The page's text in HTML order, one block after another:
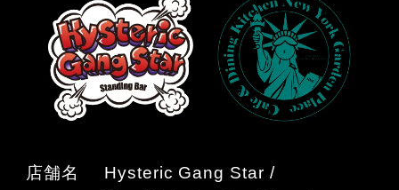
店舗名
Hysteric Gang Star /